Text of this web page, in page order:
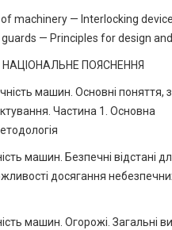
machinery — Interlocking
— Principles for design
НАЦІОНАЛЬНЕ ПОЯСНЕННЯ
машин. Основні поняття,
Частина 1. Основна
машин. Безпечні відстані
досягання
машин. Огорожі. Загальні